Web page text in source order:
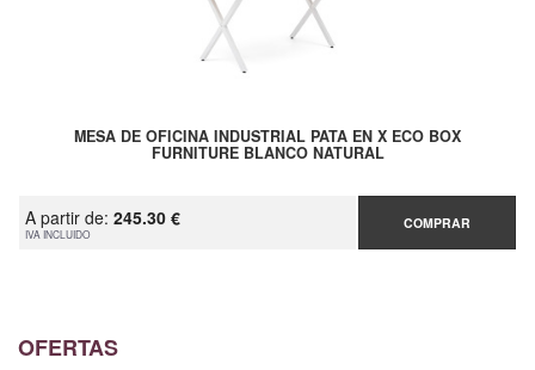
MESA DE OFICINA INDUSTRIAL PATA EN X ECO BOX
FURNITURE BLANCO NATURAL
A partir de: 245.30 €
IVA INCLUIDO
COMPRAR
OFERTAS